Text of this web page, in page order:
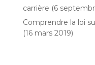
carrière (6
Comprendre la loi
(16 mars 2019)